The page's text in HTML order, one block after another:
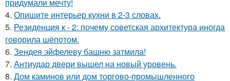
4. Опишите интерьер кухни в 2-3 словах.
5. Резиденция к - 2: почему советская архитектура иногда
говорила шёпотом.
6. Зендея эйфелеву башню затмила!
7. Антиудар двери вышел на новый уровень.
8. Дом каминов или дом торгово-промышленного